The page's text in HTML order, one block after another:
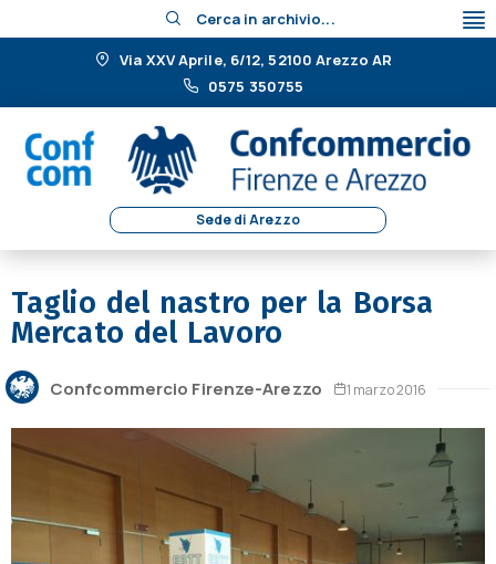
Cerca in archivio...
Via XXV Aprile, 6/12, 52100 Arezzo AR
0575 350755
Sede di Arezzo
Taglio del nastro per la Borsa
Mercato del Lavoro
Confcommercio Firenze-Arezzo 1 marzo 2016